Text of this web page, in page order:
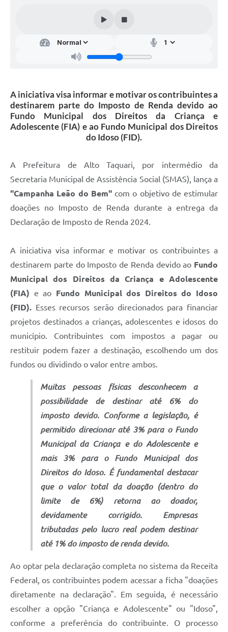
A iniciativa visa informar e motivar os contribuintes a
destinarem parte do Imposto de Renda devido ao
Fundo Municipal dos Direitos da Criança e
Adolescente (FIA) e ao Fundo Municipal dos Direitos
do Idoso (FID).
A Prefeitura de Alto Taquari, por intermédio da
Secretaria Municipal de Assistência Social (SMAS), lança a
"Campanha Leão do Bem"com o objetivo de estimular
doações no Imposto de Renda durante a entrega da
Declaração de Imposto de Renda 2024.
A iniciativa visa informar e motivar os contribuintes a
destinarem parte do Imposto de Renda devido ao Fundo
Municipal dos Direitos da Criança e Adolescente
(FIA) e ao Fundo Municipal dos Direitos do Idoso
(FID). Esses recursos serão direcionados para financiar
projetos destinados a crianças, adolescentes e idosos do
município. Contribuintes com impostos a pagar ou
restituir podem fazer a destinação, escolhendo um dos
fundos ou dividindo o valor entre ambos.
Muitas pessoas físicas desconhecem a
possibilidade de destinar até 6% do
imposto devido. Conforme a legislação, é
permitido direcionar até 3% para o Fundo
Municipal da Criança e do Adolescente e
mais 3% para o Fundo Municipal dos
Direitos do Idoso. É fundamental destacar
que o valor total da doação (dentro do
limite de 6%) retorna ao doador,
devidamente corrigido. Empresas
tributadas pelo lucro real podem destinar
até 1% do imposto de renda devido.
Ao optar pela declaração completa no sistema da Receita
Federal, os contribuintes podem acessar a ficha "doações
diretamente na declaração". Em seguida, é necessário
escolher a opção "Criança e Adolescente" ou "Idoso",
conforme a preferência do contribuinte. O processo